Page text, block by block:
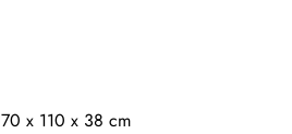
x 110 x 38 cm